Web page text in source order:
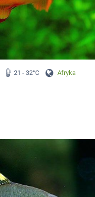
21 - 32°C Afryka